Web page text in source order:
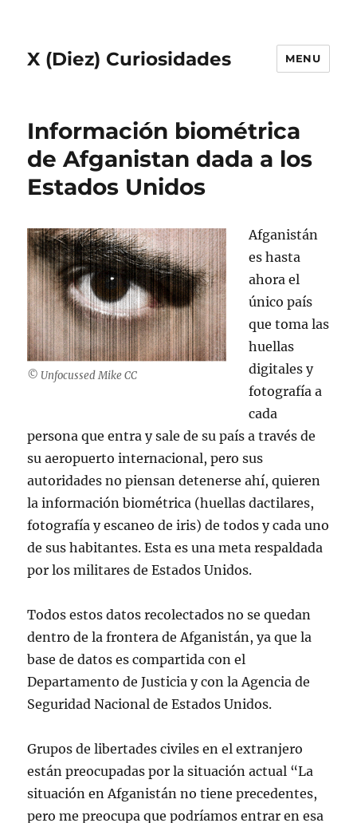
X (Diez) Curiosidades MENU
Información biométrica
de Afganistan dada a los
Estados Unidos
© Unfocussed Mike CC
Afganistán
es hasta
ahora el
único país
que toma las
huellas
digitales y
fotografía a
cada
persona que entra y sale de su país a través de
su aeropuerto internacional, pero sus
autoridades no piensan detenerse ahí, quieren
la información biométrica (huellas dactilares,
fotografía y escaneo de iris) de todos y cada uno
de sus habitantes. Esta es una meta respaldada
por los militares de Estados Unidos.
Todos estos datos recolectados no se quedan
dentro de la frontera de Afganistán, ya que la
base de datos es compartida con el
Departamento de Justicia y con la Agencia de
Seguridad Nacional de Estados Unidos.
Grupos de libertades civiles en el extranjero
están preocupadas por la situación actual “La
situación en Afganistán no tiene precedentes,
pero me preocupa que podríamos entrar en esa